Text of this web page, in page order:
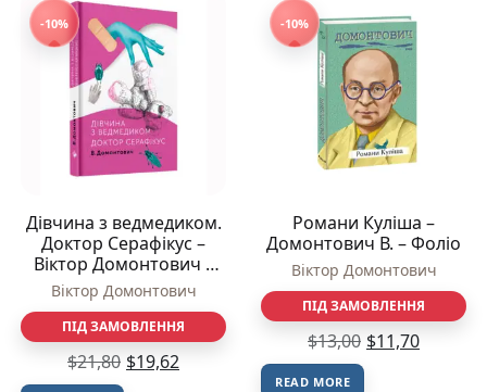
-10%
Дівчина з ведмедиком.
Доктор Серафікус –
Віктор Домонтович –
Комора
Віктор Домонтович
ПІД ЗАМОВЛЕННЯ
$21,80 $19,62
-10%
Романи Куліша –
Домонтович В. – Фоліо
Віктор Домонтович
ПІД ЗАМОВЛЕННЯ
$13,00 $11,70
READ MORE